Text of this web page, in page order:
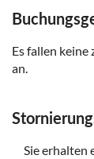
Es fallen
an.
Sie erhalten